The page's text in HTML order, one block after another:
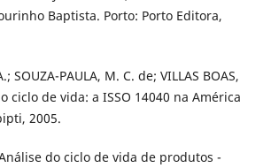
Baptista. Porto: Porto Editora,
SOUZA-PAULA, M. C. de; VILLAS BOAS,
ciclo de vida: a ISSO 14040 na América
2005.
Análise do ciclo de vida de produtos -